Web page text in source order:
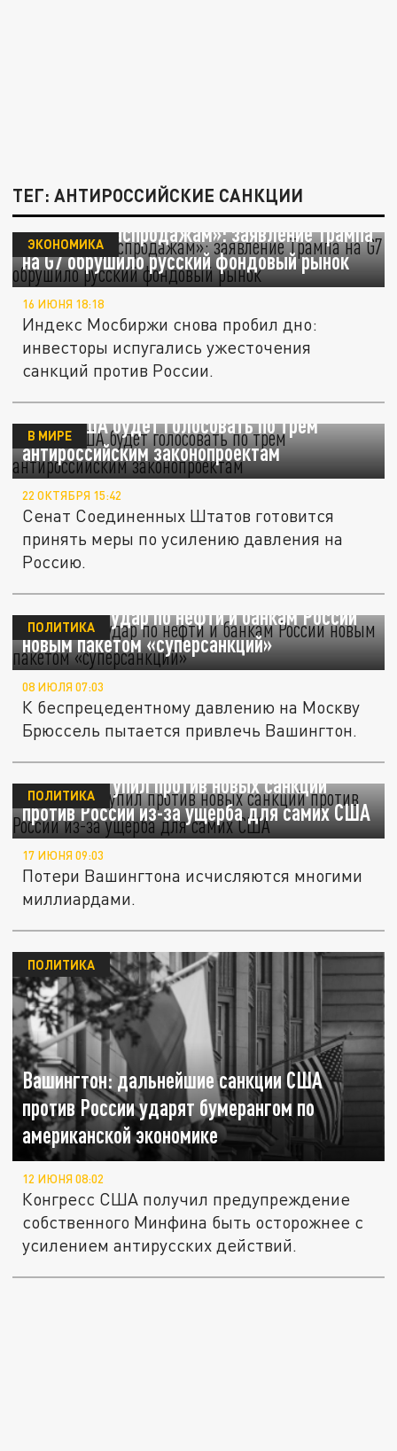
ТЕГ: АНТИРОССИЙСКИЕ САНКЦИИ
«Сигнал к распродажам»: заявление Трампа
на G7 обрушило русский фондовый рынок
ЭКОНОМИКА
16 ИЮНЯ 18:18
Индекс Мосбиржи снова пробил дно:
инвесторы испугались ужесточения
санкций против России.
Сенат США будет голосовать по трём
антироссийским законопроектам
В МИРЕ
22 ОКТЯБРЯ 15:42
Сенат Соединенных Штатов готовится
принять меры по усилению давления на
Россию.
ЕС готовит удар по нефти и банкам России
новым пакетом «суперсанкций»
ПОЛИТИКА
08 ИЮЛЯ 07:03
К беспрецедентному давлению на Москву
Брюссель пытается привлечь Вашингтон.
Трамп выступил против новых санкций
против России из-за ущерба для самих США
ПОЛИТИКА
17 ИЮНЯ 09:03
Потери Вашингтона исчисляются многими
миллиардами.
Вашингтон: дальнейшие санкции США
против России ударят бумерангом по
американской экономике
ПОЛИТИКА
12 ИЮНЯ 08:02
Конгресс США получил предупреждение
собственного Минфина быть осторожнее с
усилением антирусских действий.